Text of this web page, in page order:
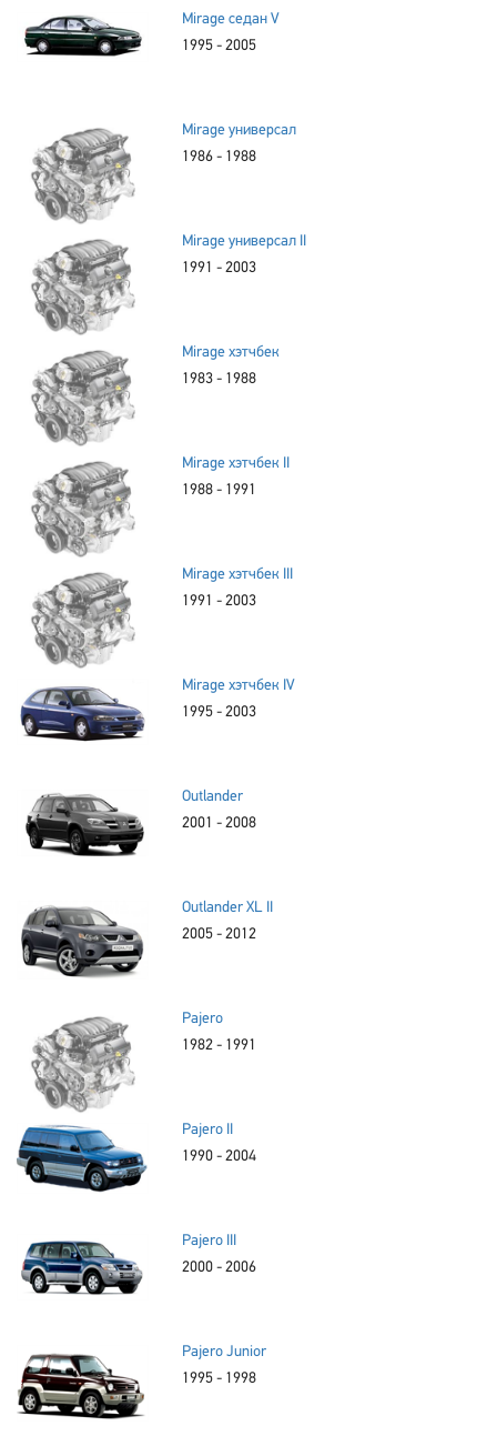
Mirage седан V
1995 - 2005
Mirage универсал
1986 - 1988
Mirage универсал II
1991 - 2003
Mirage хэтчбек
1983 - 1988
Mirage хэтчбек II
1988 - 1991
Mirage хэтчбек III
1991 - 2003
Mirage хэтчбек IV
1995 - 2003
Outlander
2001 - 2008
Outlander XL II
2005 - 2012
Pajero
1982 - 1991
Pajero II
1990 - 2004
Pajero III
2000 - 2006
Pajero Junior
1995 - 1998